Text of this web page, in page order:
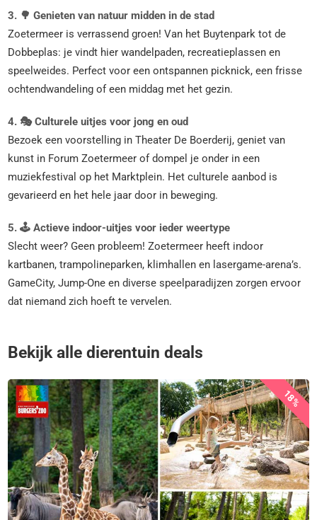
3. 🌳 Genieten van natuur midden in de stad
Zoetermeer is verrassend groen! Van het Buytenpark tot de
Dobbeplas: je vindt hier wandelpaden, recreatieplassen en
speelweides. Perfect voor een ontspannen picknick, een frisse
ochtendwandeling of een middag met het gezin.
4. 🎭 Culturele uitjes voor jong en oud
Bezoek een voorstelling in Theater De Boerderij, geniet van
kunst in Forum Zoetermeer of dompel je onder in een
muziekfestival op het Marktplein. Het culturele aanbod is
gevarieerd en het hele jaar door in beweging.
5. 🕹️ Actieve indoor-uitjes voor ieder weertype
Slecht weer? Geen probleem! Zoetermeer heeft indoor
kartbanen, trampolineparken, klimhallen en lasergame-arena’s.
GameCity, Jump-One en diverse speelparadijzen zorgen ervoor
dat niemand zich hoeft te vervelen.
Bekijk alle dierentuin deals
18%